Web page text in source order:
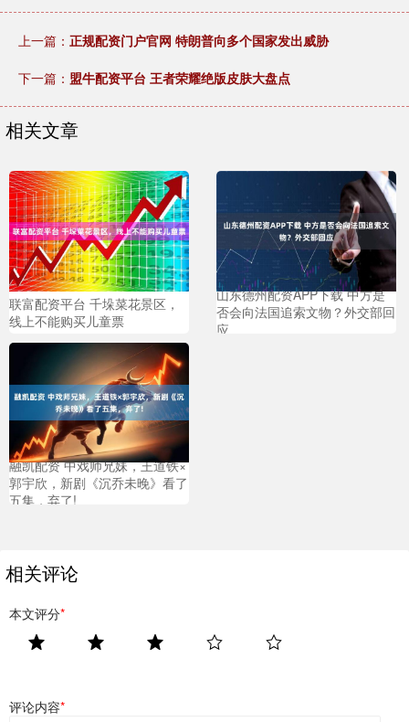
上一篇： 正规配资门户官网 特朗普向多个国家发出威胁
下一篇： 盟牛配资平台 王者荣耀绝版皮肤大盘点
相关文章
联富配资平台 千垛菜花景区，
线上不能购买儿童票
山东德州配资APP下载 中方是
否会向法国追索文物？外交部回
应
融凯配资 中戏师兄妹，王道铁×
郭宇欣，新剧《沉乔未晚》看了
五集，弃了!
相关评论
本文评分*
评论内容*